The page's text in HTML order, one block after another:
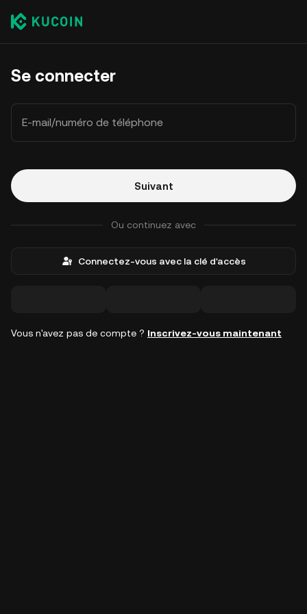
Se connecter
E-mail/numéro de téléphone
Suivant
Ou continuez avec
Connectez-vous avec la clé d'accès
Vous n'avez pas de compte ? Inscrivez-vous maintenant